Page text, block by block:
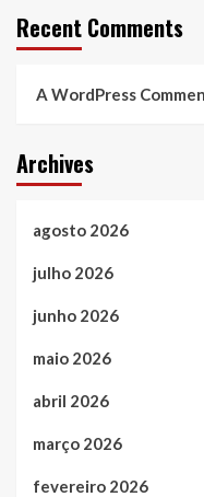
Recent Comments
A WordPress
Archives
agosto 2026
julho 2026
junho 2026
maio 2026
abril 2026
março 2026
fevereiro 2026